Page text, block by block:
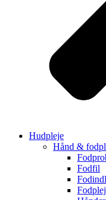
Hudpleje
Hånd &
Fodfil